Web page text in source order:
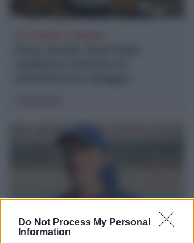
Do Not Process My Personal
Information